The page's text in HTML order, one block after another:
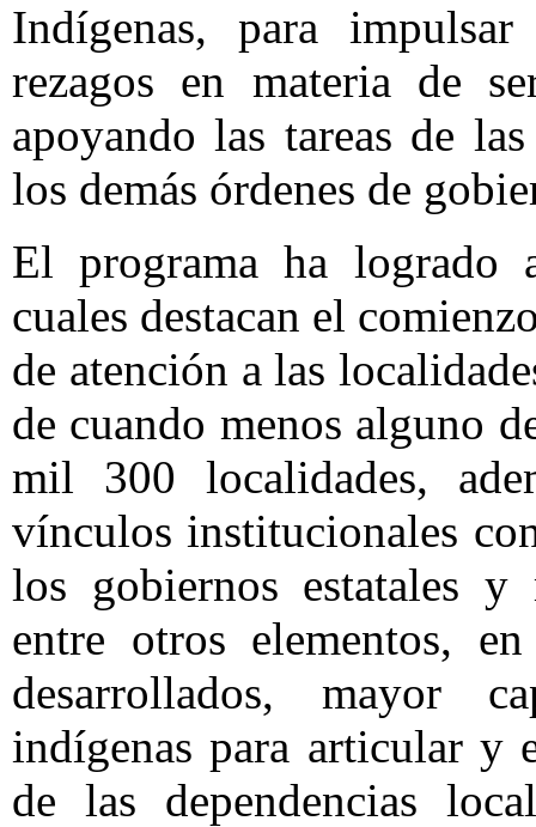
Indígenas, para
rezagos en materia de
apoyando las tareas de
los demás órdenes de
El programa ha logrado
cuales destacan el
de atención a las
de cuando menos alguno
mil 300 localidades,
vínculos institucionales
los gobiernos estatales
entre otros elementos,
desarrollados, mayor
indígenas para articular y
de las dependencias